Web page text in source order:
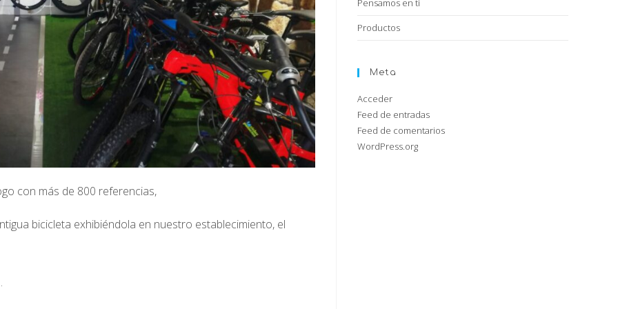
con más de 800 referencias,
bicicleta exhibiéndola en nuestro establecimiento, el
Pensamos en ti
Productos
Meta
Acceder
Feed de entradas
Feed de comentarios
WordPress.org